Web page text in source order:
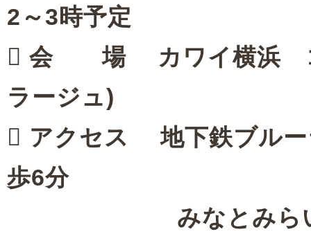
2～3時予定
 会 場 カワイ横浜 コ
ラージュ)
 アクセス 地下鉄ブルー
歩6分
みなとみらい線馬